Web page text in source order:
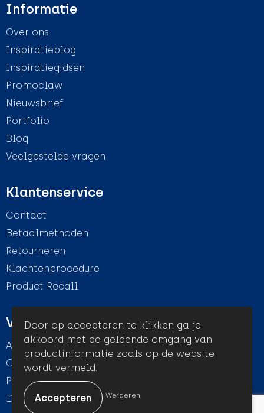
Informatie
Over ons
Inspiratieblog
Inspiratiegidsen
Promoclaw
Nieuwsbrief
Portfolio
Blog
Veelgestelde vragen
Klantenservice
Contact
Betaalmethoden
Retourneren
Klachtenprocedure
Product Recall
Veilig winkelen
Algemene voorwaarden
Cookieverklaring
Privacyverklaring
Disclaimer
Door op accepteren te klikken ga je
akkoord met de geldende omgang van
productinformatie zoals op de website
wordt vermeld.
Weigeren